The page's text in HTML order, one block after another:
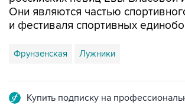
Фрунзенская Лужники
Подписаться на рассылку главных